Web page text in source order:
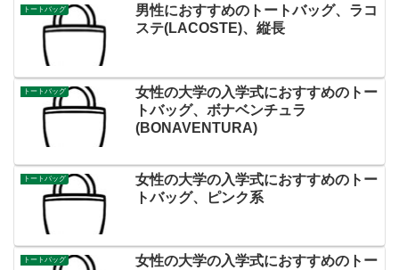
トートバッグ
男性におすすめのトートバッグ、ラコ
ステ(LACOSTE)、縦長
トートバッグ
女性の大学の入学式におすすめのトー
トバッグ、ボナベンチュラ
(BONAVENTURA)
トートバッグ
女性の大学の入学式におすすめのトー
トバッグ、ピンク系
トートバッグ
女性の大学の入学式におすすめのトー